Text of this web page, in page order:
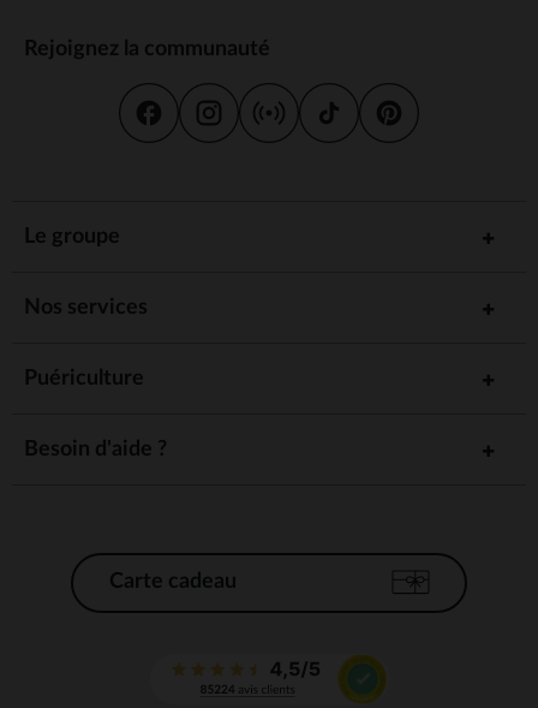
Rejoignez la communauté
Le groupe
Nos services
Puériculture
Besoin d'aide ?
Carte cadeau